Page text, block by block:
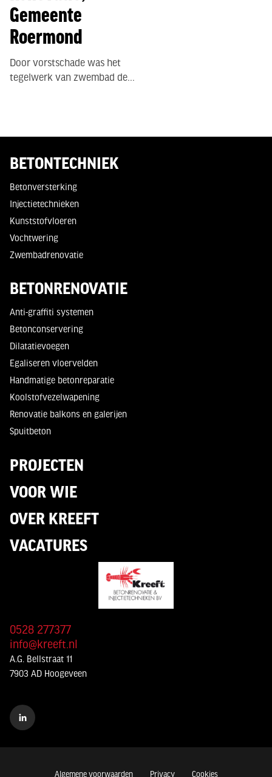
Gemeente
Roermond
Door vorstschade was het
tegelwerk van zwembad de...
BETONTECHNIEK
Betonversterking
Injectietechnieken
Kunststofvloeren
Vochtwering
Zwembadrenovatie
BETONRENOVATIE
Anti-graffiti systemen
Betonconservering
Dilatatievoegen
Egaliseren vloervelden
Handmatige betonreparatie
Koolstofvezelwapening
Renovatie balkons en galerijen
Spuitbeton
PROJECTEN
VOOR WIE
OVER KREEFT
VACATURES
0528 277377
info@kreeft.nl
A.G. Bellstraat 11
7903 AD Hoogeveen
Algemene voorwaarden Privacy Cookies